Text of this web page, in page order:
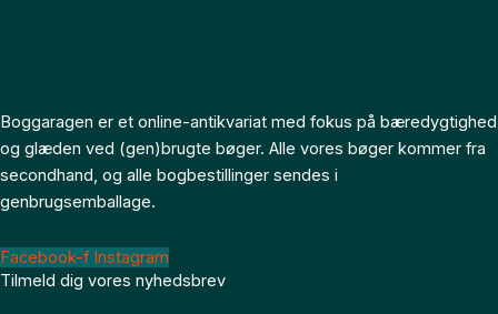
Boggaragen er et online-antikvariat med fokus på bæredygtighed
og glæden ved (gen)brugte bøger. Alle vores bøger kommer fra
secondhand, og alle bogbestillinger sendes i
genbrugsemballage.
Facebook-f Instagram
Tilmeld dig vores nyhedsbrev